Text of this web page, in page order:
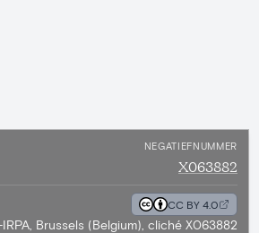
NEGATIEFNUMMER
X063882
CC BY 4.0
IRPA, Brussels (Belgium), cliché X063882